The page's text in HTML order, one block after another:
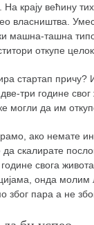
На крају већину
власништва.
машна-ташна
откупе
стартап причу?
три године
могли да им
ако немате
да скалирате
свога
онда молим
због пара а не